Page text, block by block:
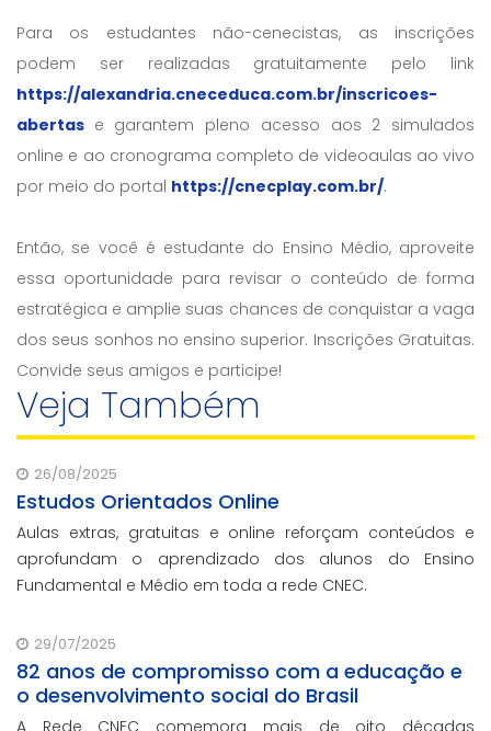
Para os estudantes não-cenecistas, as inscrições
podem ser realizadas gratuitamente pelo link
https://alexandria.cneceduca.com.br/inscricoes-
abertas e garantem pleno acesso aos 2 simulados
online e ao cronograma completo de videoaulas ao vivo
por meio do portal https://cnecplay.com.br/.
Então, se você é estudante do Ensino Médio, aproveite
essa oportunidade para revisar o conteúdo de forma
estratégica e amplie suas chances de conquistar a vaga
dos seus sonhos no ensino superior. Inscrições Gratuitas.
Convide seus amigos e participe!
Veja Também
26/08/2025
Estudos Orientados Online
Aulas extras, gratuitas e online reforçam conteúdos e
aprofundam o aprendizado dos alunos do Ensino
Fundamental e Médio em toda a rede CNEC.
29/07/2025
82 anos de compromisso com a educação e
o desenvolvimento social do Brasil
A Rede CNEC comemora mais de oito décadas